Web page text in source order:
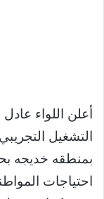
أعلن اللواء
التشغيل
بمنطقه خديجه
احتياجات